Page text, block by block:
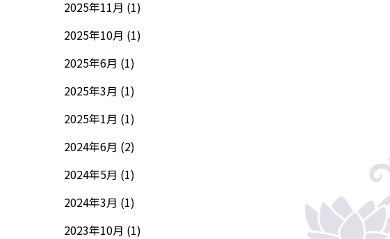
2025年11月 (1)
2025年10月 (1)
2025年6月 (1)
2025年3月 (1)
2025年1月 (1)
2024年6月 (2)
2024年5月 (1)
2024年3月 (1)
2023年10月 (1)